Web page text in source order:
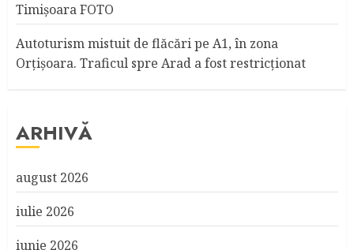
Timişoara FOTO
Autoturism mistuit de flăcări pe A1, în zona
Orțișoara. Traficul spre Arad a fost restricționat
ARHIVĂ
august 2026
iulie 2026
iunie 2026